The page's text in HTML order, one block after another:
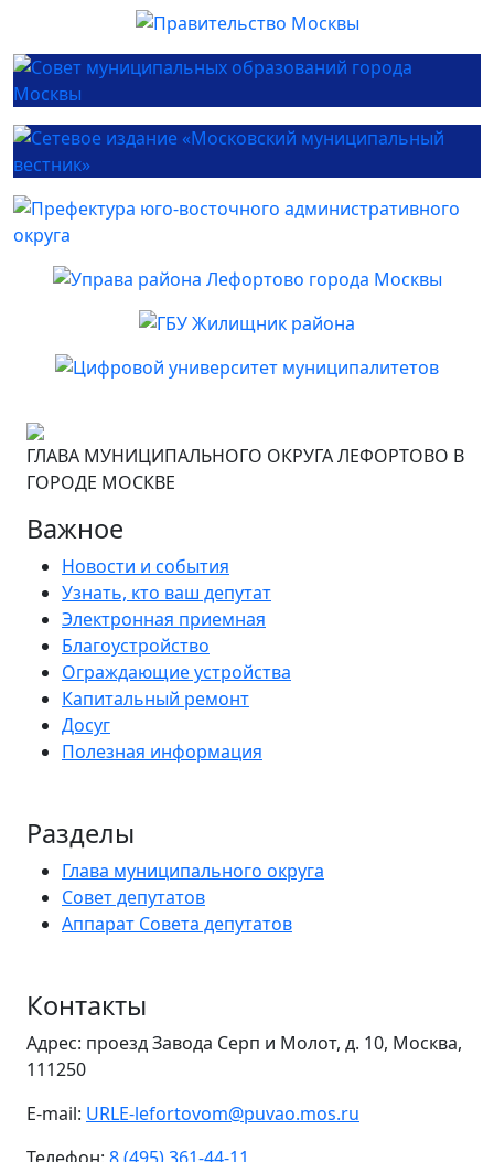
ГЛАВА МУНИЦИПАЛЬНОГО ОКРУГА ЛЕФОРТОВО В
ГОРОДЕ МОСКВЕ
Важное
Новости и события
Узнать, кто ваш депутат
Электронная приемная
Благоустройство
Ограждающие устройства
Капитальный ремонт
Досуг
Полезная информация
Разделы
Глава муниципального округа
Совет депутатов
Аппарат Совета депутатов
Контакты
Адрес: проезд Завода Серп и Молот, д. 10, Москва,
111250
E-mail: URLE-lefortovom@puvao.mos.ru